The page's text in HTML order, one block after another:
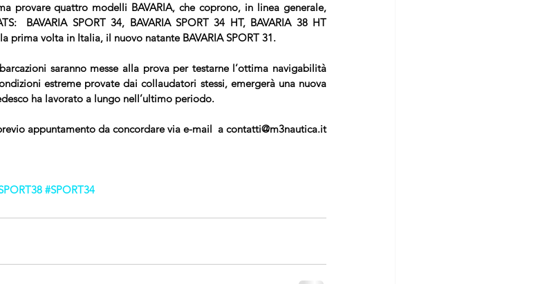
provare quattro modelli BAVARIA, che coprono, in linea generale,
BAVARIA SPORT 34, BAVARIA SPORT 34 HT, BAVARIA 38 HT
prima volta in Italia, il nuovo natante BAVARIA SPORT 31.
saranno messe alla prova per testarne l’ottima navigabilità
estreme provate dai collaudatori stessi, emergerà una nuova
ha lavorato a lungo nell’ultimo periodo.
appuntamento da concordare via e-mail  a contatti@m3nautica.it
#SPORT34